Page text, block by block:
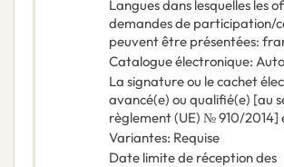
Langues dans lesquelles les
demandes de participation/
peuvent être présentées:
Catalogue électronique:
La signature ou le cachet
avancé(e) ou qualifié(e) [au
règlement (UE) № 910/2014]
Variantes: Requise
Date limite de réception des